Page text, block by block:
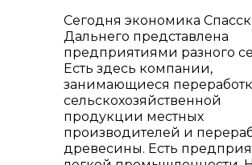
+7 (423) 234 50 50
Сегодня экономика
Дальнего представлена
предприятиями разного
Есть здесь компании,
занимающиеся
сельскохозяйственной
продукции местных
производителей и
древесины. Есть